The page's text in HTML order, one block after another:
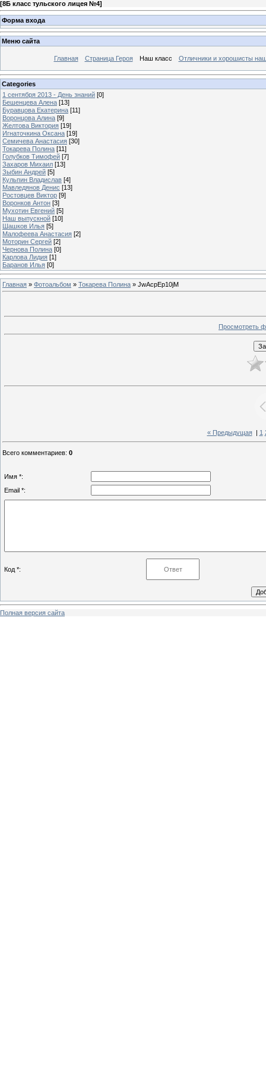
[8Б класс тульского лицея №4]
Форма входа
Меню сайта
Главная Страница Героя Наш класс Отличники и хорошисты
Categories
1 сентября 2013 - День знаний [0]
Бешенцева Алена [13]
Буравцова Екатерина [11]
Воронцова Алина [9]
Желтова Виктория [19]
Игнаточкина Оксана [19]
Семичева Анастасия [30]
Токарева Полина [11]
Голубков Тимофей [7]
Захаров Михаил [13]
Зыбин Андрей [5]
Кульпин Владислав [4]
Мавледянов Денис [13]
Ростовцев Виктор [9]
Воронков Антон [3]
Мухотин Евгений [5]
Наш выпускной [10]
Шашков Илья [5]
Малофеева Анастасия [2]
Моторин Сергей [2]
Чернова Полина [0]
Карлова Лидия [1]
Баранов Илья [0]
Главная » Фотоальбом » Токарева Полина » JwAcpEp10jM
Просмотреть
« Предыдущая| 1
Всего комментариев: 0
Имя *:
Email *:
Код *:
Полная версия сайта